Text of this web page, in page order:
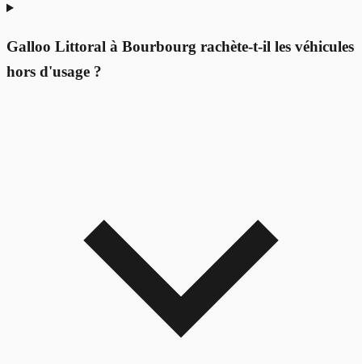
Galloo Littoral à Bourbourg rachète-t-il les véhicules
hors d'usage ?